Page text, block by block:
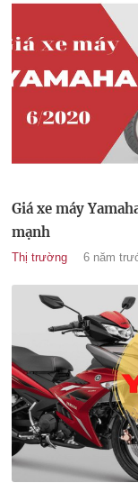
Giá xe máy
mạnh
Thị trường 6 năm